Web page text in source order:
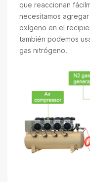
que reaccionan
necesitamos
oxígeno en el
también podemos
gas nitrógeno.